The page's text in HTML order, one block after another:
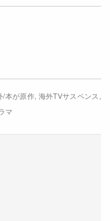
ネル
/本が原作 海外TVサスペンス
マ